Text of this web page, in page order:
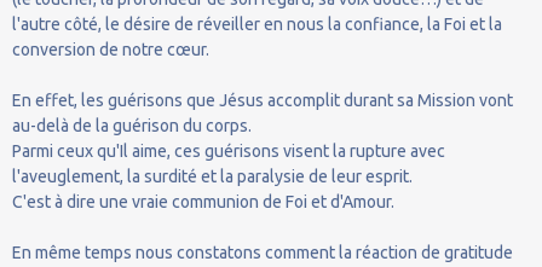
l'autre côté, le désire de réveiller en nous la confiance, la Foi et la
conversion de notre cœur.
En effet, les guérisons que Jésus accomplit durant sa Mission vont
au-delà de la guérison du corps.
Parmi ceux qu'Il aime, ces guérisons visent la rupture avec
l'aveuglement, la surdité et la paralysie de leur esprit.
C'est à dire une vraie communion de Foi et d'Amour.
En même temps nous constatons comment la réaction de gratitude